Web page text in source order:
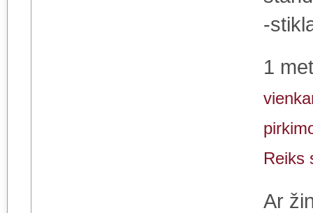
-
1
Reiks
Ar